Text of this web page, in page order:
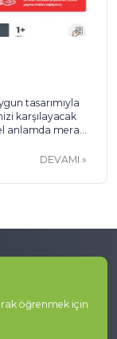
tasarımıyla
karşılayacak
anlamda merak
DEVAMI
öğrenmek için